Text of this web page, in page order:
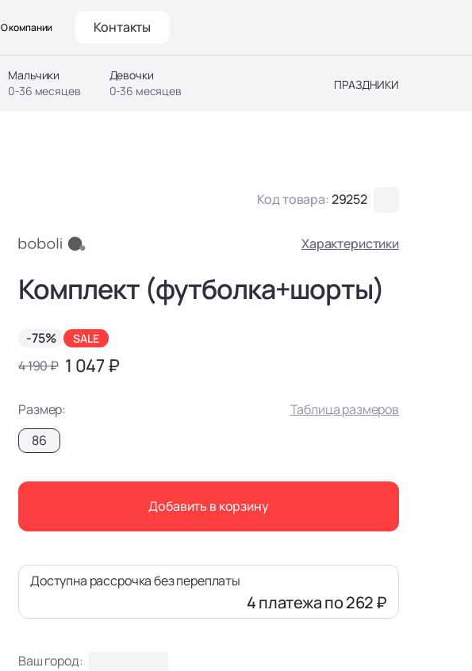
Мальчики
0-36 месяцев
Девочки
0-36 месяцев
ПРАЗДНИКИ
О компании Контакты
Код товара:29252
Характеристики
Комплект (футболка+шорты)
-75% SALE
4 190 ₽ 1 047 ₽
Размер:
Таблица размеров
86
Добавить в корзину
Доступна рассрочка без переплаты
4 платежапо 262 ₽
Ваш город: